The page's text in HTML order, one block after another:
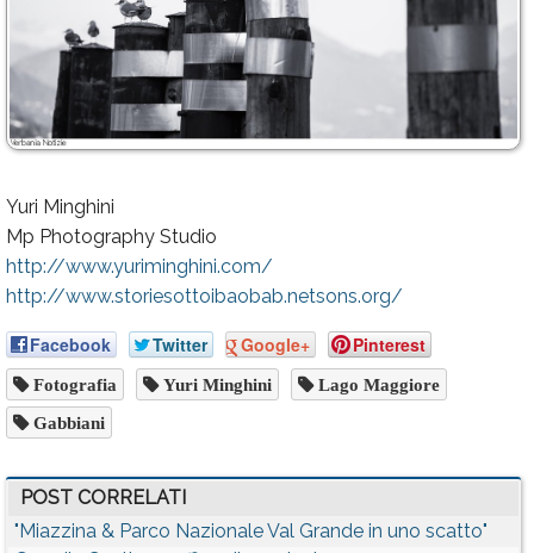
Yuri Minghini
Mp Photography Studio
http://www.yuriminghini.com/
http://www.storiesottoibaobab.netsons.org/
Facebook Twitter Google+ Pinterest
Fotografia Yuri Minghini Lago Maggiore
Gabbiani
POST CORRELATI
"Miazzina & Parco Nazionale Val Grande in uno scatto"